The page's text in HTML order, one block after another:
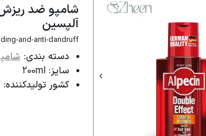
شامپو ضد
آلپسین
and-anti-dandruff
دسته بندی:
سایز: 200ml
کشور تولیدکننده: